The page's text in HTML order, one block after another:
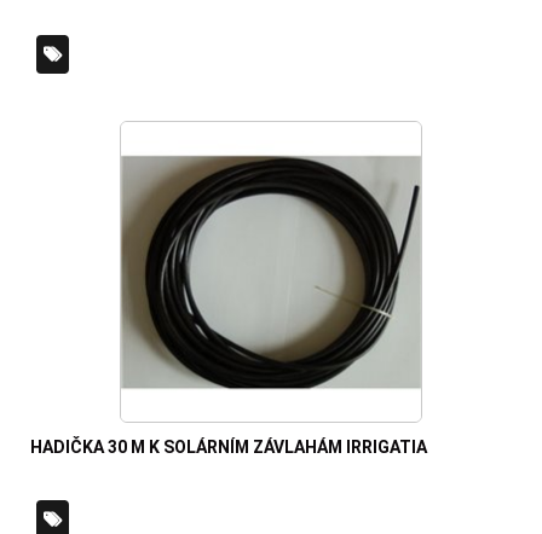
HADIČKA 30 M K SOLÁRNÍM ZÁVLAHÁM IRRIGATIA